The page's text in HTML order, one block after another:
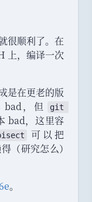
很顺利了。 在
上， 编译一次
是在更老的版
bad， 但
git
bad， 这里容
可以把
（研究怎么）
。